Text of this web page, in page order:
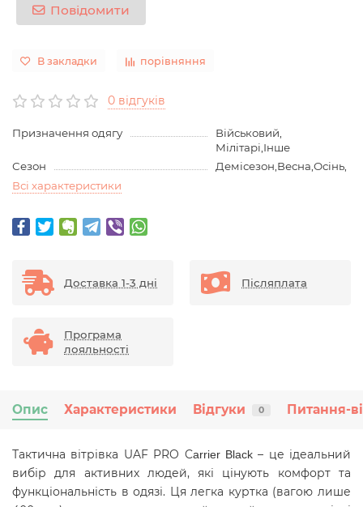
Повідомити
В закладки порівняння
0 відгуків
Призначення одягу
Військовий,
Мілітарі,Інше
Сезон
Демісезон,Весна,Осінь,
Всі характеристики
Доставка 1-3 дні Післяплата
Програма
лояльності
Опис Характеристики Відгуки 0 Питання-
Тактична вітрівка UAF PRO Carrier Black– це ідеальний
вибір для активних людей, які цінують комфорт та
функціональність в одязі. Ця легка куртка (вагою лише